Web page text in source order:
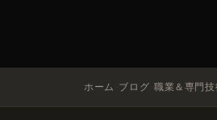
ホーム ブログ 職業＆専門技